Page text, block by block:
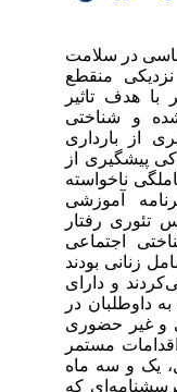
در سلامت
منقطع
هدف تاثیر
و شناختی
از بارداری
پیشگیری از
ناخواسته
آموزشی
رفتار
اجتماعی
بودند
و دارای
داوطلبان در
غیر حضوری
مستمر
یک و سه ماه
که